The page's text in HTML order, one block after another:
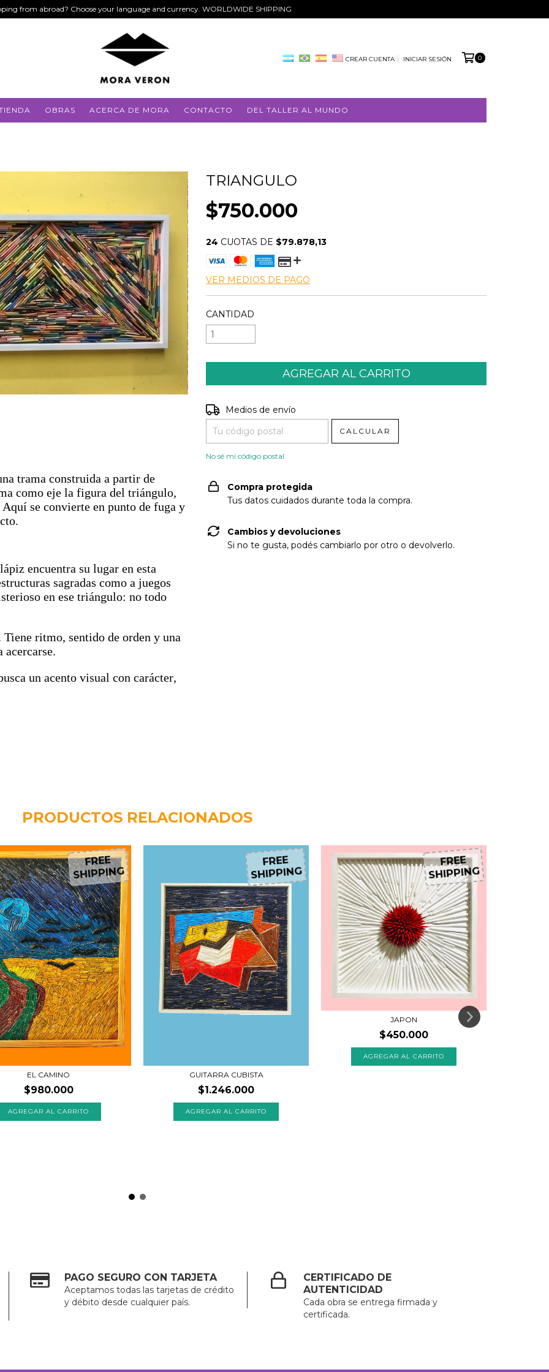
from abroad? Choose your language and currency. WORLDWIDE SHIPPING
CREAR CUENTA INICIAR SESIÓN 0
OBRAS ACERCA DE MORA CONTACTO DEL TALLER AL MUNDO
trama construida a partir de
como eje la figura del triángulo,
se convierte en punto de fuga y
encuentra su lugar en esta
sagradas como a juegos
en ese triángulo: no todo
ritmo, sentido de orden y una
acercarse.
un acento visual con carácter,
TRIANGULO
$750.000
24 CUOTAS DE $79.878,13
VER MEDIOS DE PAGO
CANTIDAD
Entregas para el CP:
Medios de envío
CALCULAR
No sé mi código postal
Compra protegida
Tus datos cuidados durante toda la compra.
Cambios y devoluciones
Si no te gusta, podés cambiarlo por otro o devolverlo.
PRODUCTOS RELACIONADOS
FREE
SHIPPING
EL CAMINO
$980.000
FREE
SHIPPING
GUITARRA CUBISTA
$1.246.000
FREE
SHIPPING
JAPON
$450.000
PAGO SEGURO CON TARJETA
Aceptamos todas las tarjetas de crédito
y débito desde cualquier país.
CERTIFICADO DE
AUTENTICIDAD
Cada obra se entrega firmada y
certificada.